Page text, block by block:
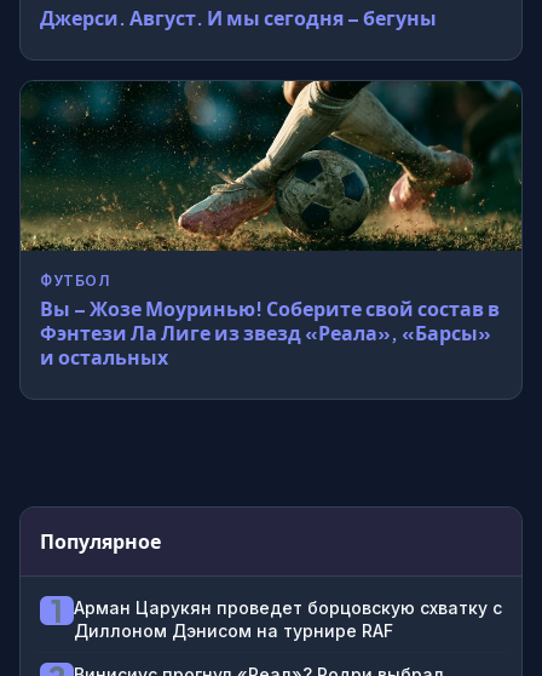
Джерси. Август. И мы сегодня – бегуны
ФУТБОЛ
Вы – Жозе Моуринью! Соберите свой состав в
Фэнтези Ла Лиге из звезд «Реала», «Барсы»
и остальных
Популярное
1
Арман Царукян проведет борцовскую схватку с
Диллоном Дэнисом на турнире RAF